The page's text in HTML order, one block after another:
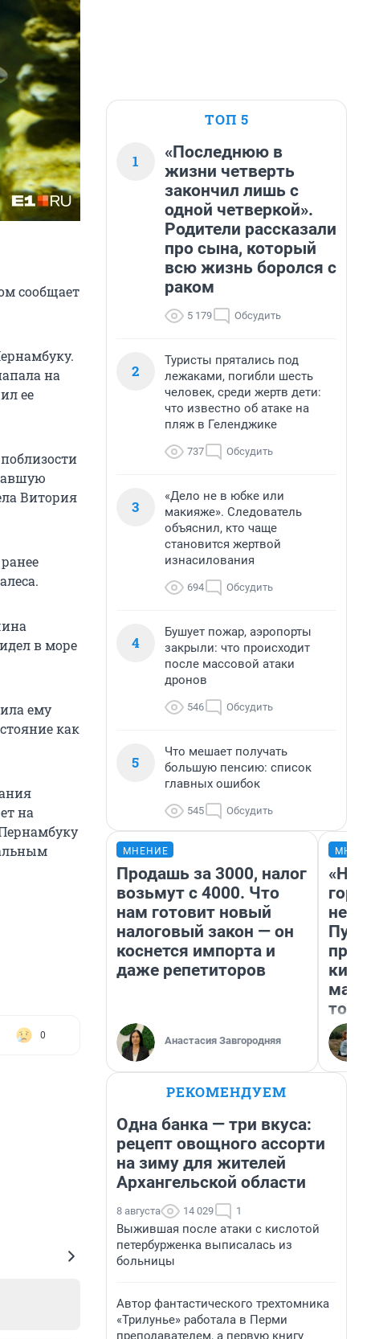
сообщает
на
ее
Витория
в море
ему
как
на
0
ТОП 5
1
«Последнюю в
жизни четверть
закончил лишь с
одной четверкой».
Родители рассказали
про сына, который
всю жизнь боролся с
раком
5 179 Обсудить
2
Туристы прятались под
лежаками, погибли шесть
человек, среди жертв дети:
что известно об атаке на
пляж в Геленджике
737 Обсудить
3
«Дело не в юбке или
макияже». Следователь
объяснил, кто чаще
становится жертвой
изнасилования
694 Обсудить
4
Бушует пожар, аэропорты
закрыли: что происходит
после массовой атаки
дронов
546 Обсудить
5
Что мешает получать
большую пенсию: список
главных ошибок
545 Обсудить
МНЕНИЕ
Продашь за 3000, налог
возьмут с 4000. Что
нам готовит новый
налоговый закон — он
коснется импорта и
даже репетиторов
Анастасия Завгородняя
«Нет
того
РЕКОМЕНДУЕМ
Одна банка — три вкуса:
рецепт овощного ассорти
на зиму для жителей
Архангельской области
8 августа 14 029 1
Выжившая после атаки с кислотой
петербурженка выписалась из
больницы
Автор фантастического трехтомника
«Трилунье» работала в Перми
преподавателем, а первую книгу